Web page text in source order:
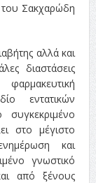
του Σακχαρώδη
αλλά και
διαστάσεις
εντατικών
στο μέγιστο
και
γνωστικό
από ξένους